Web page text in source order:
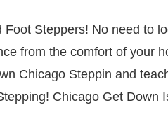
Steppers! No need to
from the comfort of your
Chicago Steppin and
Chicago Get Down